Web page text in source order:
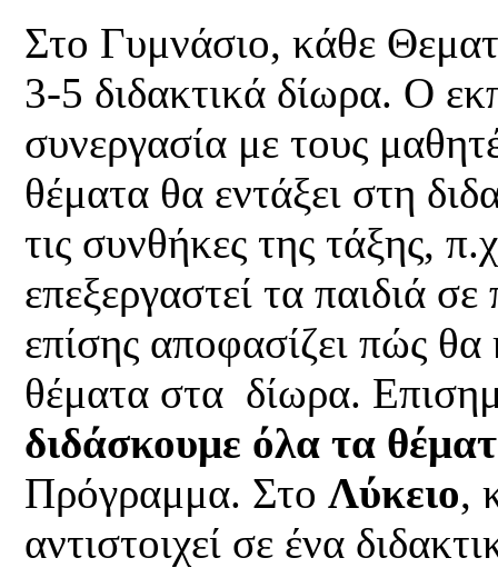
Στο Γυμνάσιο, κάθε
3-5 διδακτικά δίωρα. Ο
συνεργασία με τους
θέματα θα εντάξει στη
τις συνθήκες της τάξης,
επεξεργαστεί τα παιδιά
επίσης αποφασίζει πώς θα
θέματα στα δίωρα.
διδάσκουμε όλα τα
Πρόγραμμα. ΣτοΛύκειο,
αντιστοιχεί σε ένα